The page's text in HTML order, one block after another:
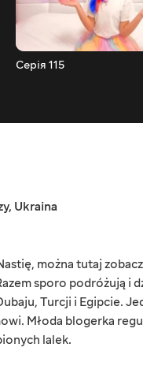
Серія 115
, Ukraina
można tutaj
sporo podróżują i
Turcji i Egipcie.
Młoda blogerka
lalek.